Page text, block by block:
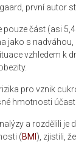
první autor
pouze část (asi
jako s
vzhledem k
pro vznik
hmotnosti
a rozdělili je
(BMI ), zjistili,